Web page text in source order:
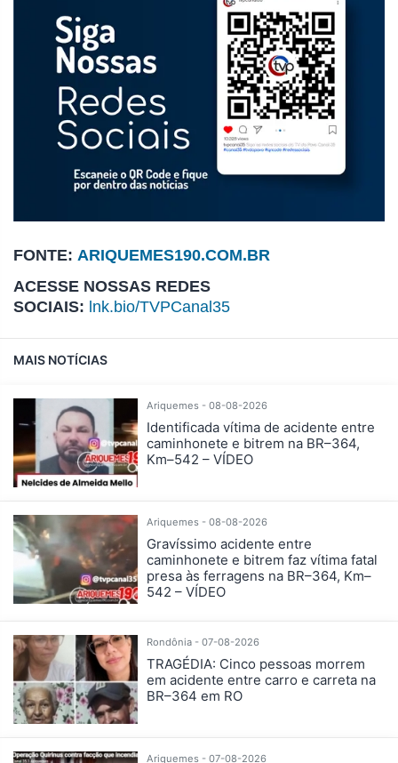
FONTE: ARIQUEMES190.COM.BR
ACESSE NOSSAS REDES
SOCIAIS: lnk.bio/TVPCanal35
MAIS NOTÍCIAS
Ariquemes - 08-08-2026
Identificada vítima de acidente entre
caminhonete e bitrem na BR–364,
Km–542 – VÍDEO
Ariquemes - 08-08-2026
Gravíssimo acidente entre
caminhonete e bitrem faz vítima fatal
presa às ferragens na BR–364, Km–
542 – VÍDEO
Rondônia - 07-08-2026
TRAGÉDIA: Cinco pessoas morrem
em acidente entre carro e carreta na
BR–364 em RO
Ariquemes - 07-08-2026